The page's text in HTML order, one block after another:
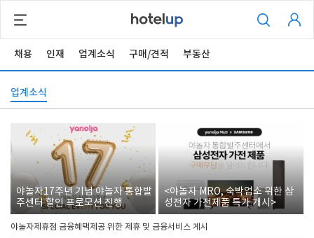
채용 인재 업계소식 구매/견적 부동산
업계소식
야놀자17주년 기념 야놀자 통합발
주센터 할인 프로모션 진행
<야놀자 MRO, 숙박업소 위한 삼
성전자 가전제품 특가 개시>
야놀자제휴점 금융혜택제공 위한 제휴 및 금융서비스 게시